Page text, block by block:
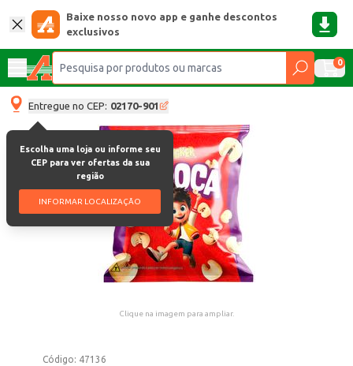
Baixe nosso novo app e ganhe descontos
exclusivos
0
Entregue no CEP: 02170-901
Escolha uma loja ou informe seu
CEP para ver ofertas da sua
região
INFORMAR LOCALIZAÇÃO
Clique na imagem para ampliar.
Código: 47136